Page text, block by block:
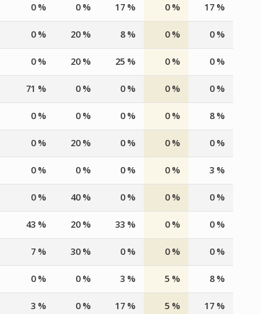
0 % 0 % 17 % 0 % 17 %
0 % 20 % 8 % 0 % 0 %
0 % 20 % 25 % 0 % 0 %
71 % 0 % 0 % 0 % 0 %
0 % 0 % 0 % 0 % 8 %
0 % 20 % 0 % 0 % 0 %
0 % 0 % 0 % 0 % 3 %
0 % 40 % 0 % 0 % 0 %
43 % 20 % 33 % 0 % 0 %
7 % 30 % 0 % 0 % 0 %
0 % 0 % 3 % 5 % 8 %
3 % 0 % 17 % 5 % 17 %